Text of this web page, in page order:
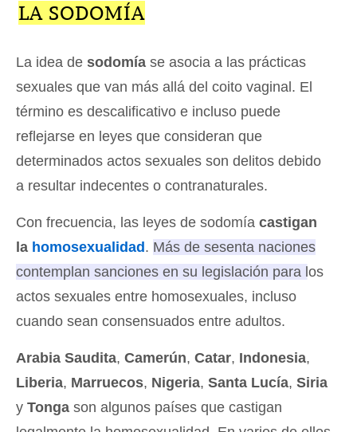
LA SODOMÍA
La idea de sodomía se asocia a las prácticas
sexuales que van más allá del coito vaginal. El
término es descalificativo e incluso puede
reflejarse en leyes que consideran que
determinados actos sexuales son delitos debido
a resultar indecentes o contranaturales.
Con frecuencia, las leyes de sodomía castigan
la homosexualidad . Más de sesenta naciones
contemplan sanciones en su legislación para los
actos sexuales entre homosexuales, incluso
cuando sean consensuados entre adultos.
Arabia Saudita, Camerún, Catar, Indonesia,
Liberia, Marruecos, Nigeria, Santa Lucía, Siria
y Tonga son algunos países que castigan